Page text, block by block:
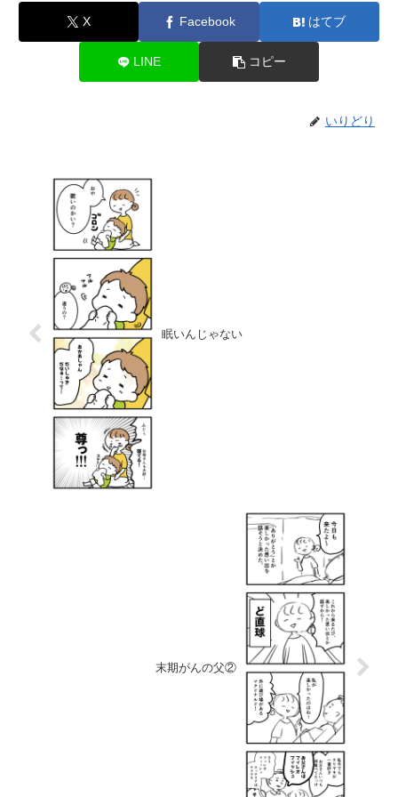
X Facebook はてブ
LINE コピー
いりどり
眠いんじゃない
末期がんの父②